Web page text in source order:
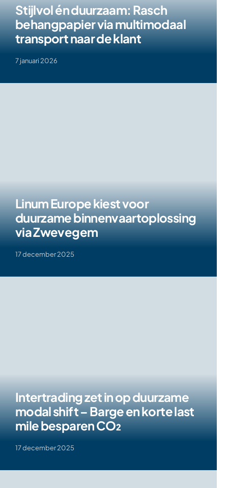
Stijlvol én duurzaam: Rasch
behangpapier via multimodaal
transport naar de klant
7 januari 2026
Linum Europe kiest voor
duurzame binnenvaartoplossing
via Zwevegem
17 december 2025
Intertrading zet in op duurzame
modal shift – Barge en korte last
mile besparen CO₂
17 december 2025